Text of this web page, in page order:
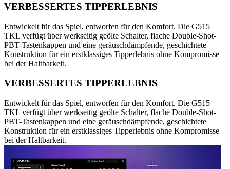
VERBESSERTES TIPPERLEBNIS
Entwickelt für das Spiel, entworfen für den Komfort. Die G515
TKL verfügt über werkseitig geölte Schalter, flache Double-Shot-
PBT-Tastenkappen und eine geräuschdämpfende, geschichtete
Konstruktion für ein erstklassiges Tipperlebnis ohne Kompromisse
bei der Haltbarkeit.
VERBESSERTES TIPPERLEBNIS
Entwickelt für das Spiel, entworfen für den Komfort. Die G515
TKL verfügt über werkseitig geölte Schalter, flache Double-Shot-
PBT-Tastenkappen und eine geräuschdämpfende, geschichtete
Konstruktion für ein erstklassiges Tipperlebnis ohne Kompromisse
bei der Haltbarkeit.